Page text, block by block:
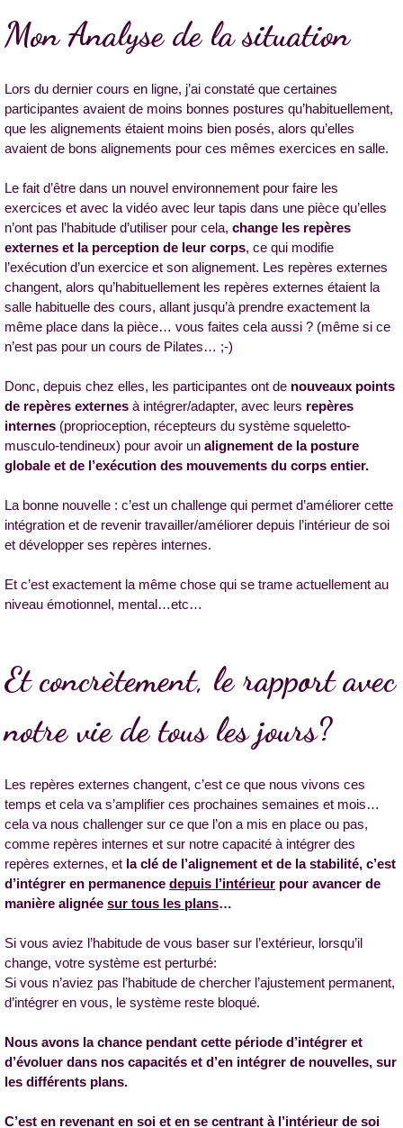
Mon Analyse de la situation
Lors du dernier cours en ligne, j’ai constaté que certaines
participantes avaient de moins bonnes postures qu’habituellement,
que les alignements étaient moins bien posés, alors qu’elles
avaient de bons alignements pour ces mêmes exercices en salle.
Le fait d’être dans un nouvel environnement pour faire les
exercices et avec la vidéo avec leur tapis dans une pièce qu’elles
n’ont pas l’habitude d’utiliser pour cela, change les repères
externes et la perception de leur corps, ce qui modifie
l’exécution d’un exercice et son alignement. Les repères externes
changent, alors qu’habituellement les repères externes étaient la
salle habituelle des cours, allant jusqu’à prendre exactement la
même place dans la pièce… vous faites cela aussi ? (même si ce
n’est pas pour un cours de Pilates… ;-)
Donc, depuis chez elles, les participantes ont de nouveaux points
de repères externes à intégrer/adapter, avec leurs repères
internes (proprioception, récepteurs du système squeletto-
musculo-tendineux) pour avoir un alignement de la posture
globale et de l’exécution des mouvements du corps entier.
La bonne nouvelle : c’est un challenge qui permet d’améliorer cette
intégration et de revenir travailler/améliorer depuis l’intérieur de soi
et développer ses repères internes.
Et c’est exactement la même chose qui se trame actuellement au
niveau émotionnel, mental…etc…
Et concrètement, le rapport avec
notre vie de tous les jours?
Les repères externes changent, c’est ce que nous vivons ces
temps et cela va s’amplifier ces prochaines semaines et mois…
cela va nous challenger sur ce que l’on a mis en place ou pas,
comme repères internes et sur notre capacité à intégrer des
repères externes, et la clé de l’alignement et de la stabilité, c’est
d’intégrer en permanence depuis l’intérieur pour avancer de
manière alignée sur tous les plans…
Si vous aviez l’habitude de vous baser sur l’extérieur, lorsqu’il
change, votre système est perturbé:
Si vous n’aviez pas l’habitude de chercher l’ajustement permanent,
d’intégrer en vous, le système reste bloqué.
Nous avons la chance pendant cette période d’intégrer et
d’évoluer dans nos capacités et d’en intégrer de nouvelles, sur
les différents plans.
C’est en revenant en soi et en se centrant à l’intérieur de soi